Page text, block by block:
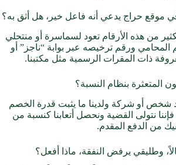
من هذه الأرقام تعود لسماسرة أو منتحلي
ورقم ترخيصه عبر بوابة “ناجز” أو
ذات المقرات الرسمية مثل مكتبنا.
شخص أو شركة ولدينا ما يثبت قدرة الخصم
نتولى القضية ونحصل أتعابنا كنسبة من
من الدفع المقدم.